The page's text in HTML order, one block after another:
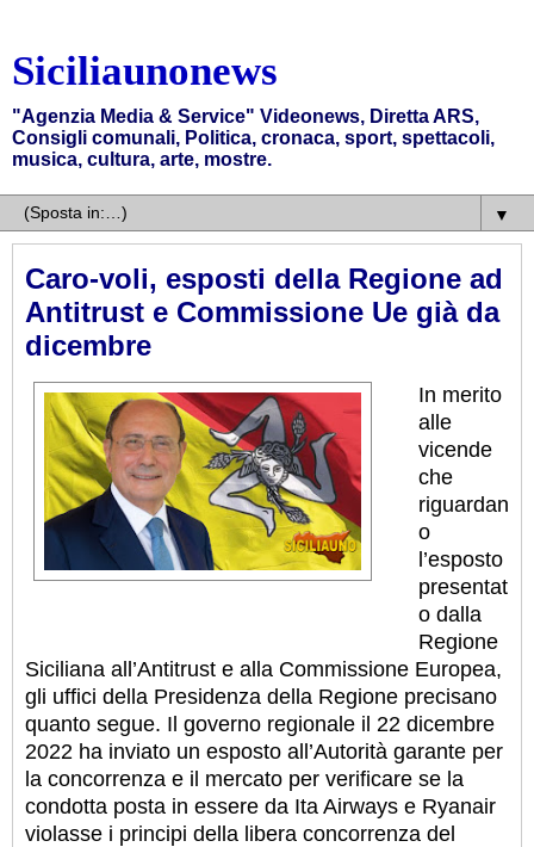
Siciliaunonews
"Agenzia Media & Service" Videonews, Diretta ARS,
Consigli comunali, Politica, cronaca, sport, spettacoli,
musica, cultura, arte, mostre.
▼
Caro-voli, esposti della Regione ad
Antitrust e Commissione Ue già da
dicembre
In merito
alle
vicende
che
riguardan
o
l’esposto
presentat
o dalla
Regione
Siciliana all’Antitrust e alla Commissione Europea,
gli uffici della Presidenza della Regione precisano
quanto segue. Il governo regionale il 22 dicembre
2022 ha inviato un esposto all’Autorità garante per
la concorrenza e il mercato per verificare se la
condotta posta in essere da Ita Airways e Ryanair
violasse i principi della libera concorrenza del